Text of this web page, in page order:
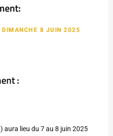
DIMANCHE 8 JUIN 2025
:
aura lieu du 7 au 8 juin 2025